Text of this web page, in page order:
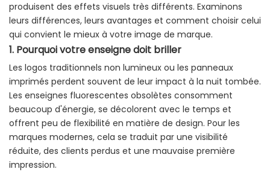
produisent des effets visuels très différents. Examinons
leurs différences, leurs avantages et comment choisir celui
qui convient le mieux à votre image de marque.
1. Pourquoi votre enseigne doit briller
Les logos traditionnels non lumineux ou les panneaux
imprimés perdent souvent de leur impact à la nuit tombée.
Les enseignes fluorescentes obsolètes consomment
beaucoup d'énergie, se décolorent avec le temps et
offrent peu de flexibilité en matière de design. Pour les
marques modernes, cela se traduit par une visibilité
réduite, des clients perdus et une mauvaise première
impression.